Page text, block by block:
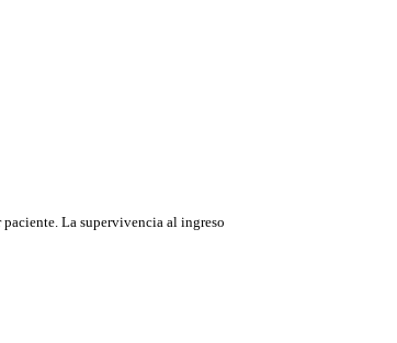
La supervivencia al ingreso